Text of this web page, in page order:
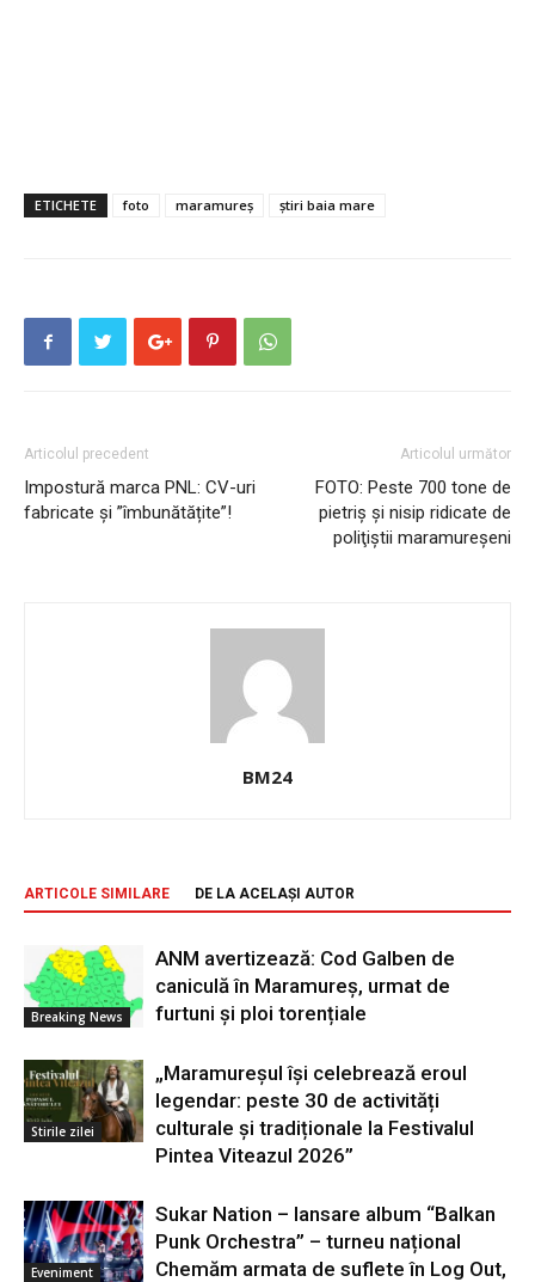
ETICHETE foto maramureș știri baia mare
Articolul precedent
Impostură marca PNL: CV-uri
fabricate și ”îmbunătățite”!
Articolul următor
FOTO: Peste 700 tone de
pietriş şi nisip ridicate de
poliţiştii maramureşeni
BM24
ARTICOLE SIMILARE DE LA ACELAȘI AUTOR
Breaking News
ANM avertizează: Cod Galben de
caniculă în Maramureș, urmat de
furtuni și ploi torențiale
Stirile zilei
„Maramureșul își celebrează eroul
legendar: peste 30 de activități
culturale și tradiționale la Festivalul
Pintea Viteazul 2026”
Eveniment
Sukar Nation – lansare album “Balkan
Punk Orchestra” – turneu național
Chemăm armata de suflete în Log Out,